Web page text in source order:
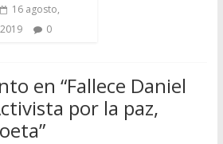
16 agosto,
2019
0
en “Fallece Daniel
por la paz,
”